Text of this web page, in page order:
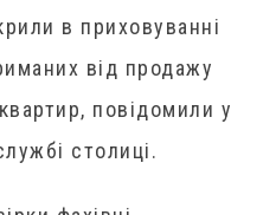
в приховуванні
від продажу
повідомили у
столиці.